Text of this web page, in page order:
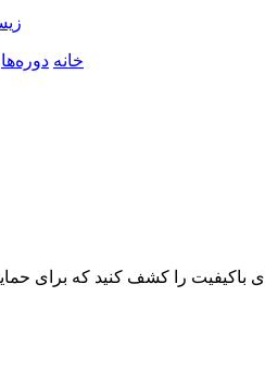
خانه دوره‌ها
باکیفیت را کشف کنید که برای